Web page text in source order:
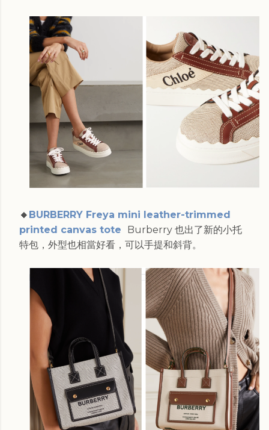
🔸 BURBERRY Freya mini leather-trimmed
printed canvas tote
Burberry 也出了新的小托
特包，外型也相當好看，可以手提和斜背。